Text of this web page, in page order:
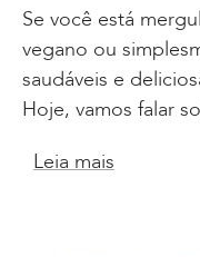
Se você está
vegano ou
saudáveis e
Hoje, vamos falar
Leia mais